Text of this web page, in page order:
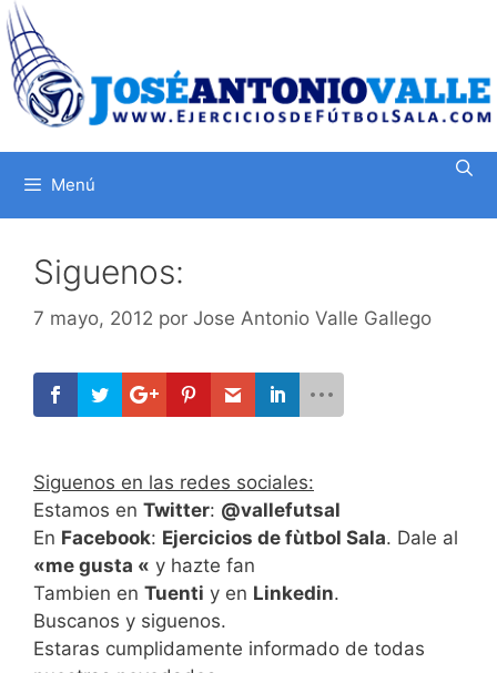
Saltar
al
contenido
Menú
Siguenos:
7 mayo, 2012 por Jose Antonio Valle Gallego
Siguenos en las redes sociales:
Estamos en Twitter: @vallefutsal
En Facebook: Ejercicios de fùtbol Sala. Dale al
«me gusta « y hazte fan
Tambien en Tuenti y en Linkedin.
Buscanos y siguenos.
Estaras cumplidamente informado de todas